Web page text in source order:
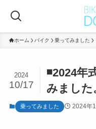
ホーム バイク 乗ってみました
◾️2024年
みました
2024
10/17
乗ってみました 2024年